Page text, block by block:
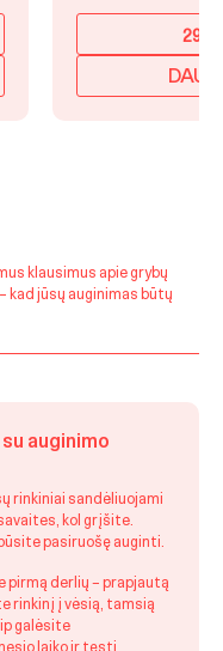
klausimus apie grybų
kad jūsų auginimas būtų
auginimo
rinkiniai sandėliuojami
kol grįšite.
pasiruošę auginti.
pirmą derlių – prapjautą
rinkinį į vėsią, tamsią
galėsite